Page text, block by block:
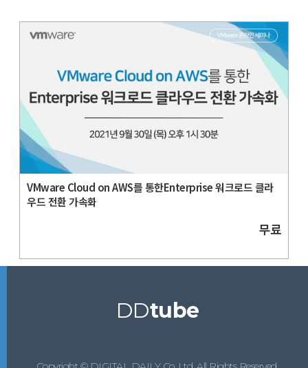
VMware Cloud on AWS를 통한Enterprise 워크로드 클라
우드 전환 가속화
무료
DDtube